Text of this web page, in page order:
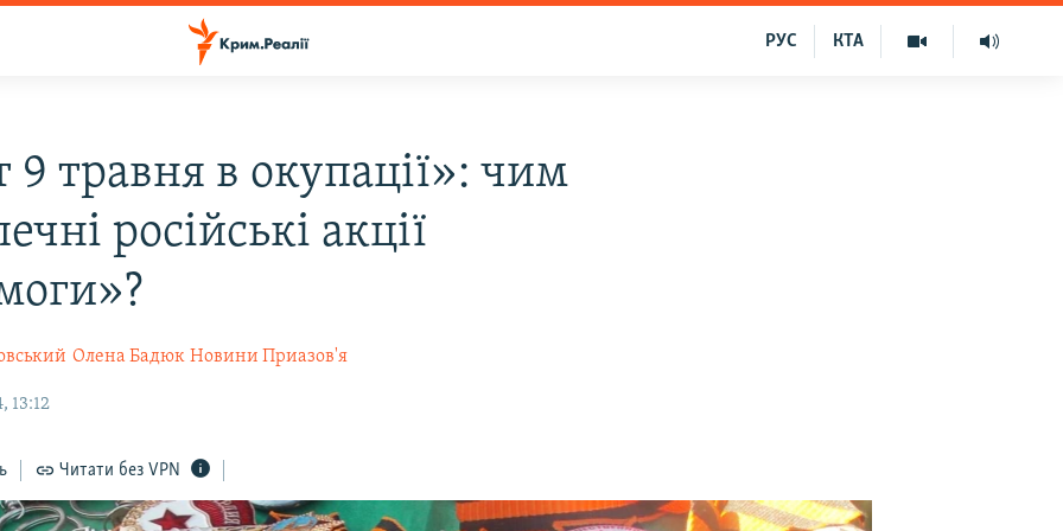
КТА
РУС
9 травня в окупації»: чим
російські акції
Олена Бадюк Новини Приазов'я
13:12
Читати без VPN